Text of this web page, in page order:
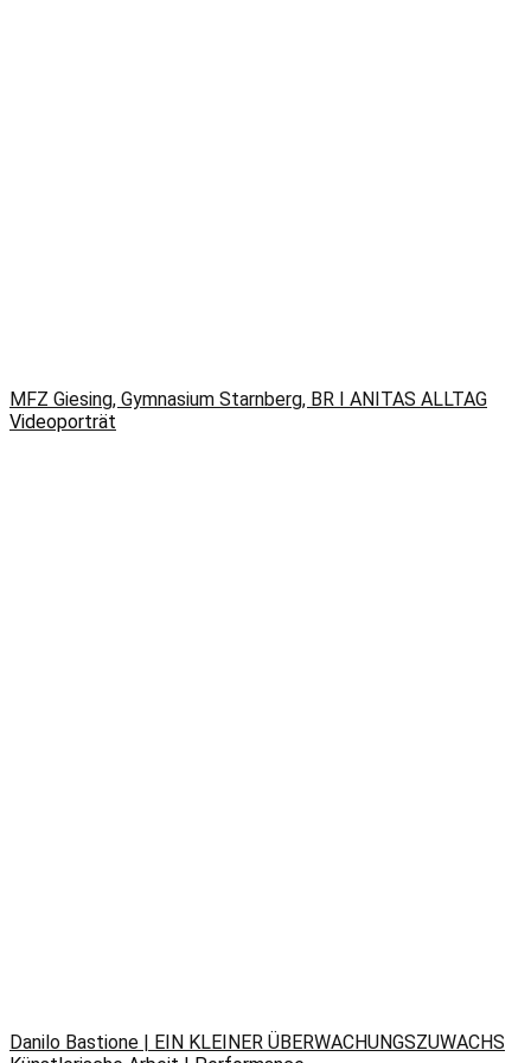
MFZ Giesing, Gymnasium Starnberg, BR I ANITAS ALLTAG
Videoporträt
Danilo Bastione | EIN KLEINER ÜBERWACHUNGSZUWACHS